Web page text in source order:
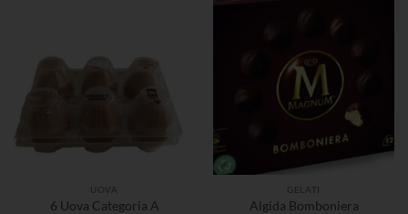
UOVA
6 Uova Categoria A
GELATI
Algida Bomboniera